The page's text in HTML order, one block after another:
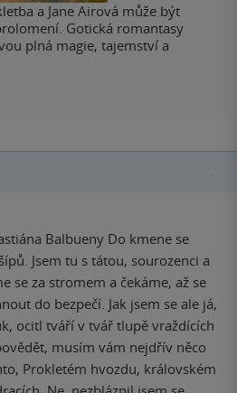
a Jane Airová může být
Gotická romantasy
plná magie, tajemství a
Balbueny Do kmene se
Jsem tu s tátou, sourozenci a
se za stromem a čekáme, až se
do bezpečí. Jak jsem se ale já,
ocitl tváří v tvář tlupě vraždících
musím vám nejdřív něco
Prokletém hvozdu, královském